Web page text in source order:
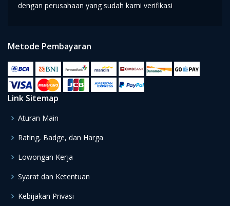
dengan perusahaan yang sudah kami verifikasi
Metode Pembayaran
Link Sitemap
Aturan Main
Rating, Badge, dan Harga
Lowongan Kerja
Syarat dan Ketentuan
Kebijakan Privasi